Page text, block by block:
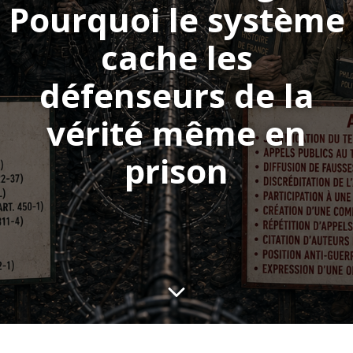
Pourquoi le système
cache les
défenseurs de la
vérité même en
prison